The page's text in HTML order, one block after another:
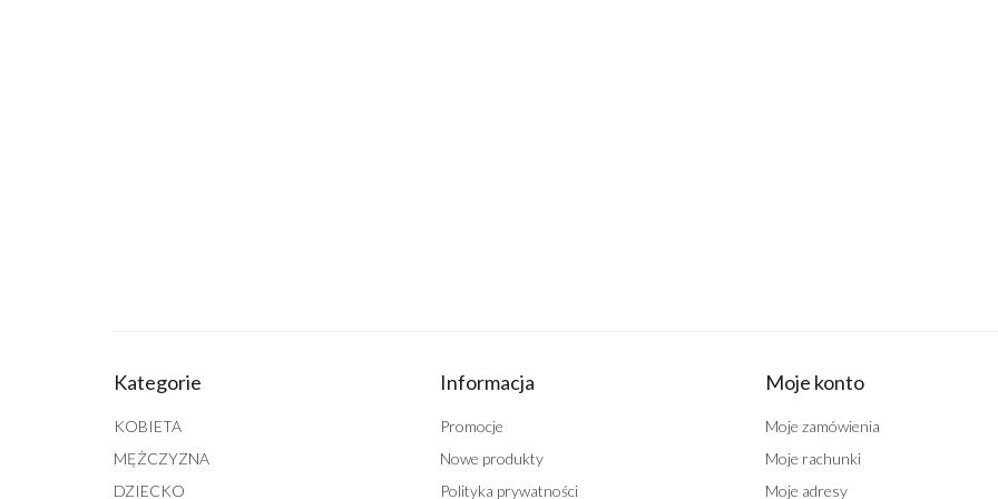
Kategorie
KOBIETA
MĘŻCZYZNA
DZIECKO
Informacja
Promocje
Nowe produkty
Polityka prywatności
Moje konto
Moje zamówienia
Moje rachunki
Moje adresy